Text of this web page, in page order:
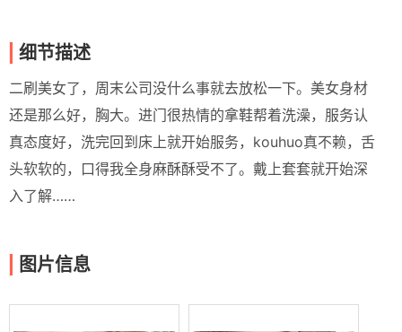
细节描述
二刷美女了，周末公司没什么事就去放松一下。美女身材
还是那么好，胸大。进门很热情的拿鞋帮着洗澡，服务认
真态度好，洗完回到床上就开始服务，kouhuo真不赖，舌
头软软的，口得我全身麻酥酥受不了。戴上套套就开始深
入了解……
图片信息